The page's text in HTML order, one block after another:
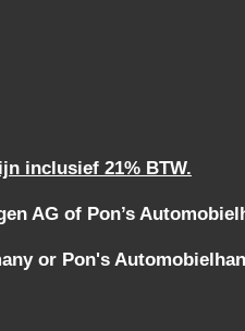
inclusief 21% BTW.
AG of Pon’s
or Pon's